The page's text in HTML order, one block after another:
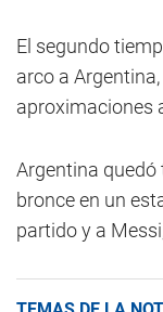
El segundo
arco a
aproximaciones
Argentina quedó
bronce en un
partido y a